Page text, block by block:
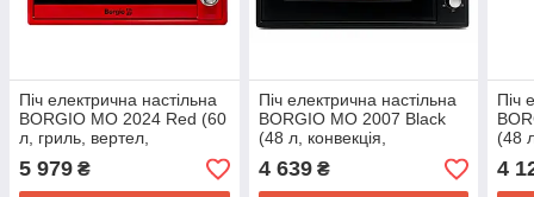
Піч електрична настільна
BORGIO MO 2024 Red (60
л, гриль, вертел,
конвекція, освітлення,
таймер, червоний колір)
5 979 ₴
Піч електрична настільна
BORGIO MO 2007 Black
(48 л, конвекція,
освітлення, таймер, 5
режимів, чорний колір)
4 639₴
Піч
(48
4